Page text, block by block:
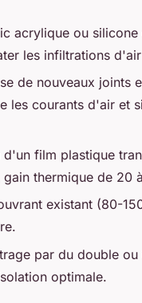
acrylique ou silicone
les infiltrations
de nouveaux joints
courants d'air et
film plastique
thermique de 20
existant (80-
par du double
optimale.